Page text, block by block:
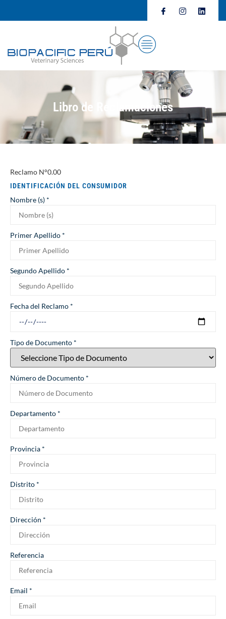
Libro de Reclamaciones
Reclamo N°0.00
IDENTIFICACIÓN DEL CONSUMIDOR
Nombre (s) *
Primer Apellido *
Segundo Apellido *
Fecha del Reclamo *
Tipo de Documento *
Número de Documento *
Departamento *
Provincia *
Distrito *
Dirección *
Referencia
Email *